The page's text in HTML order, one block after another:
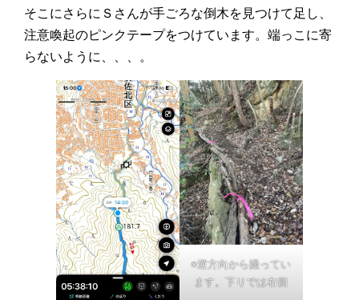
そこにさらにＳさんが手ごろな倒木を見つけて足し、
注意喚起のピンクテープをつけています。端っこに寄
らないように、、、。
※逆方向から撮ってい
ます。下りでは右側